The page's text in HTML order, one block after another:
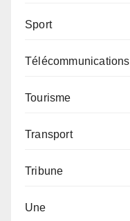
Sport
Télécommunications
Tourisme
Transport
Tribune
Une